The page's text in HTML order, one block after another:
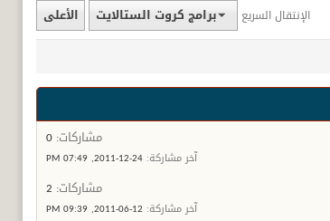
الإنتقال السريع برامج كروت الستالايت الأعلى
مشاركات:
آخر مشاركة: 07:49 PM
مشاركات:
آخر مشاركة: 09:39 PM